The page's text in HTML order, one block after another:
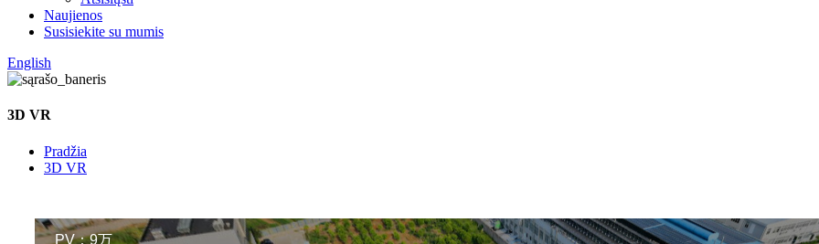
Naujienos
Susisiekite su mumis
English
3D VR
Pradžia
3D VR